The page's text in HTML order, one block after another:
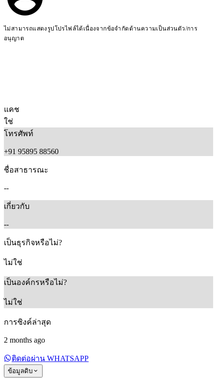
ไม่สามารถแสดงรูปโปรไฟล์ได้เนื่องจากข้อจำกัดด้านความเป็นส่วนตัว/การ
อนุญาต
แคช
ใช่
โทรศัพท์
+91 95895 88560
ชื่อสาธารณะ
--
เกี่ยวกับ
--
เป็นธุรกิจหรือไม่?
ไม่ใช่
เป็นองค์กรหรือไม่?
ไม่ใช่
การซิงค์ล่าสุด
2 months ago
ติดต่อผ่าน WHATSAPP
ข้อมูลดิบ